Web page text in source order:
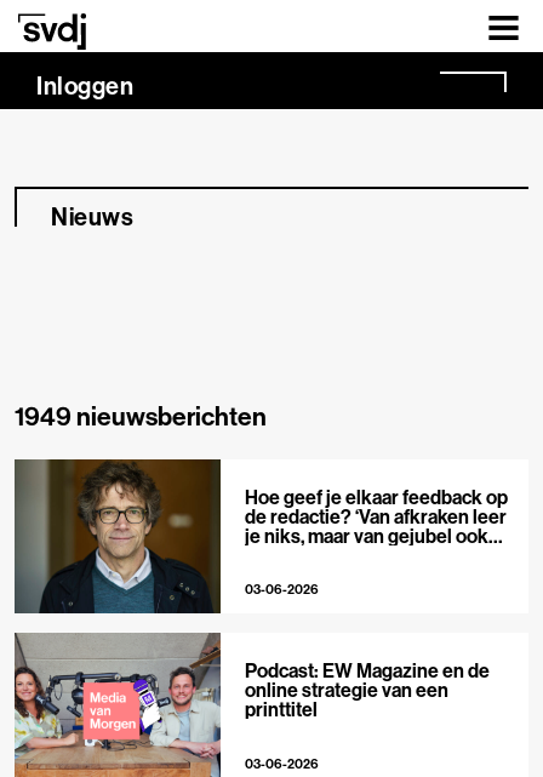
Naar hoofdinhoud
Inloggen
Nieuws
1949 nieuwsberichten
Hoe geef je elkaar feedback op
de redactie? ‘Van afkraken leer
je niks, maar van gejubel ook
03-06-2026
Podcast: EW Magazine en de
online strategie van een
printtitel
03-06-2026